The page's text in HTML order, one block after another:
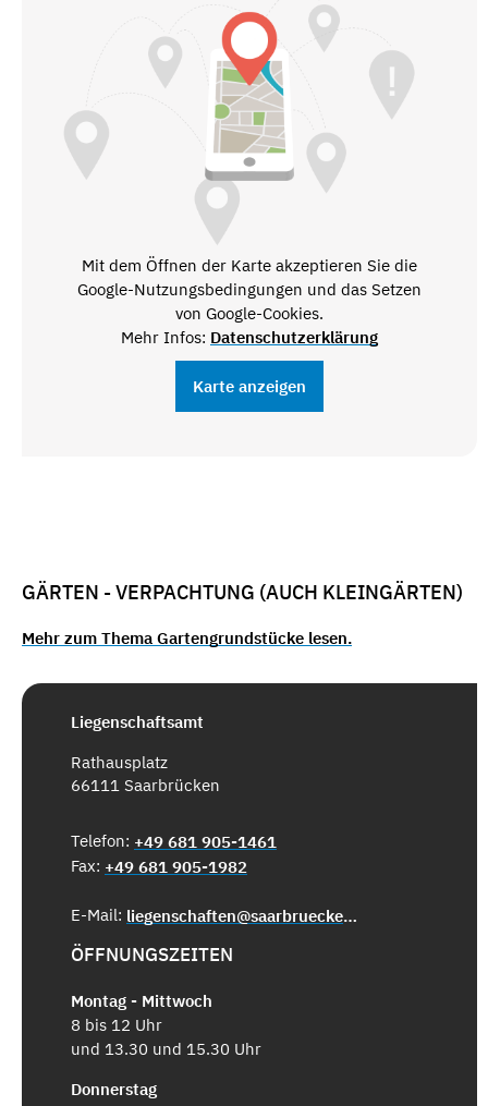
Mit dem Öffnen der Karte akzeptieren Sie die
Google-Nutzungsbedingungen und das Setzen
von Google-Cookies.
Mehr Infos: Datenschutzerklärung
Karte anzeigen
GÄRTEN - VERPACHTUNG (AUCH KLEINGÄRTEN)
Mehr zum Thema Gartengrundstücke lesen.
Liegenschaftsamt
Rathausplatz
66111 Saarbrücken
Telefon: +49 681 905-1461
Fax: +49 681 905-1982
E-Mail: liegenschaften@saarbruecken.de
ÖFFNUNGSZEITEN
Montag - Mittwoch
8 bis 12 Uhr
und 13.30 und 15.30 Uhr
Donnerstag